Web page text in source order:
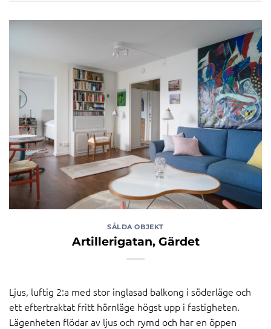
SÅLDA OBJEKT
Artillerigatan, Gärdet
Ljus, luftig 2:a med stor inglasad balkong i söderläge och
ett eftertraktat fritt hörnläge högst upp i fastigheten.
Lägenheten flödar av ljus och rymd och har en öppen